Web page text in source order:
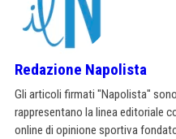
Redazione Napolista
Gli articoli firmati "Napolista"
rappresentano la linea editoriale
online di opinione sportiva